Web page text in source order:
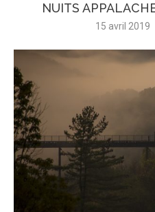
NUITS
15 avril 2019